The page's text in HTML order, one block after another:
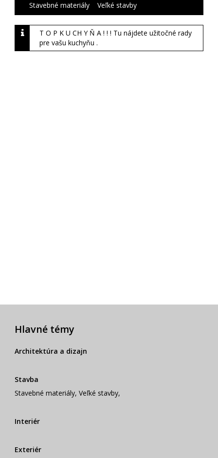
Stavebné materiály Veľké stavby
T O P K U CH Y Ň A ! ! ! Tu nájdete užitočné rady
pre vašu kuchyňu .
Hlavné témy
Architektúra a dizajn
Stavba
Stavebné materiály, Veľké stavby,
Interiér
Exteriér